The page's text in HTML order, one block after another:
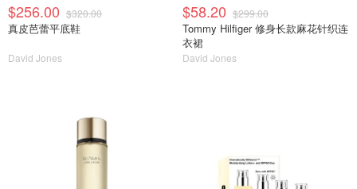
$256.00 $320.00
真皮芭蕾平底鞋
David Jones
$58.20 $299.00
Tommy Hilfiger 修身长款麻花针织连
衣裙
David Jones